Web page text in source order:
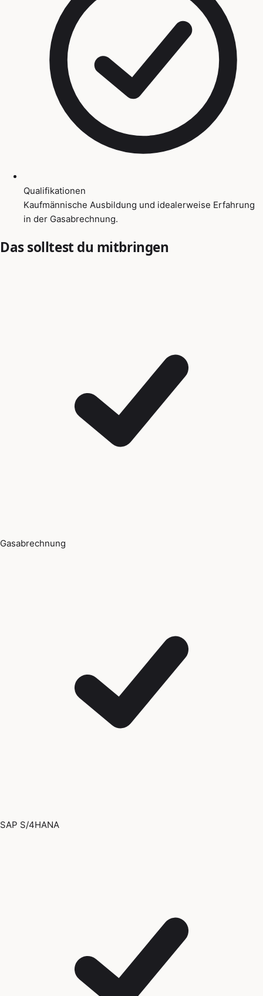
Qualifikationen
Kaufmännische Ausbildung und idealerweise Erfahrung
in der Gasabrechnung.
Das solltest du mitbringen
Gasabrechnung
SAP S/4HANA